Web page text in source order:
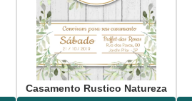
Casamento Rustico Natureza